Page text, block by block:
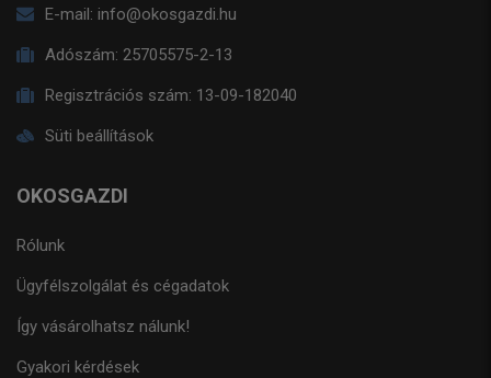
E-mail: info@okosgazdi.hu
Adószám: 25705575-2-13
Regisztrációs szám: 13-09-182040
Süti beállítások
OKOSGAZDI
Rólunk
Ügyfélszolgálat és cégadatok
Így vásárolhatsz nálunk!
Gyakori kérdések